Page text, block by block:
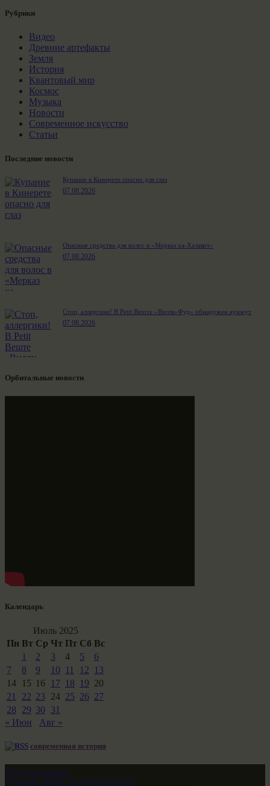
Рубрики
Видео
Древние артефакты
Земля
История
Квантовый мир
Космос
Музыка
Новости
Современное искусство
Статьи
Последние новости
Купание в Кинерете опасно для глаз
07.08.2026
Опасные средства для волос в «Мерказ ха-Халакот»
07.08.2026
Стоп, аллергики! В Petit Beurre «Вилли-Фуд» обнаружен кунжут
07.08.2026
Орбитальные новости
Календарь
Июль 2025
Пн Вт Ср Чт Пт Сб Вс
1
2 3 4 5
6
7
8 9 10 11 12
13
14
15 16 17 18 19 20
21
22 23 24 25 26 27
28
29 30
31
« Июн
Авг »
современная история
Звездные врата
НАШ МИР ВЧЕРА СЕГОДНЯ И ЗАВТРА